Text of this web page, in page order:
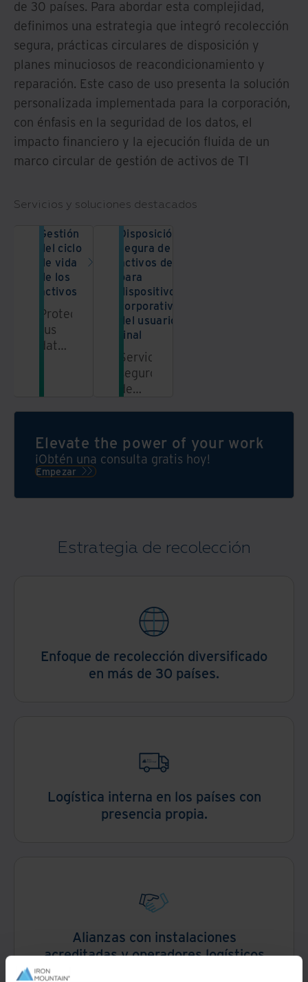
de 30 países. Para abordar esta complejidad,
definimos una estrategia que integró recolección
segura, prácticas circulares de disposición y
planes minuciosos de reacondicionamiento y
reparación. Este caso de uso presenta la solución
personalizada implementada para la corporación,
con énfasis en la seguridad de los datos, el
impacto financiero y la ejecución fluida de un
marco circular de gestión de activos de TI
Servicios y soluciones destacados
Gestión
del ciclo
de vida
de los
activos
Protege
tus
datos.
medio
ambiente.
a tu
empresa.
Disposición
segura de
activos de TI
para
dispositivos
corporativos
del usuario
final
Servicios
seguros
de
activos
de ti
que
la
la
reputación
marca
Elevate the power of your work
¡Obtén una consulta gratis hoy!
Empezar
Estrategia de recolección
Enfoque de recolección diversificado
en más de 30 países.
Logística interna en los países con
presencia propia.
Alianzas con instalaciones
acreditadas y operadores logísticos